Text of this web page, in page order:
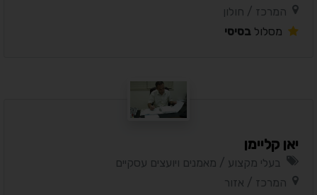
המרכז / חולון
מסלול בסיסי
יאן קליימן
בעלי מקצוע / מאמנים ויועצים עסקיים
המרכז / אזור